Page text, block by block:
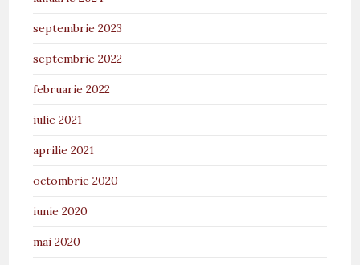
septembrie 2023
septembrie 2022
februarie 2022
iulie 2021
aprilie 2021
octombrie 2020
iunie 2020
mai 2020